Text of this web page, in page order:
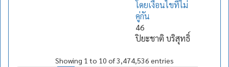
โดยเงื่อนไขที่ไม่
คู่กัน
46
ปิยะชาติ บริสุทธิ์
Showing 1 to 10 of 3,474,536 entries